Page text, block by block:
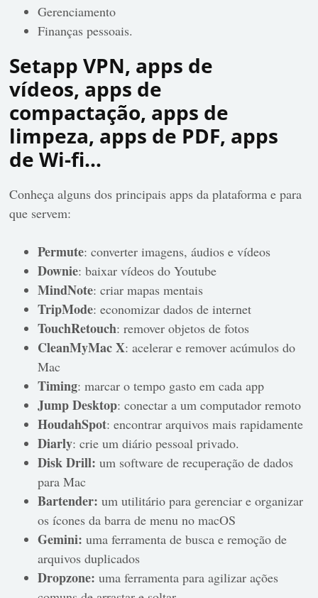
Gerenciamento
Finanças pessoais.
Setapp VPN, apps de
vídeos, apps de
compactação, apps de
limpeza, apps de PDF, apps
de Wi-fi…
Conheça alguns dos principais apps da plataforma e para
que servem:
Permute: converter imagens, áudios e vídeos
Downie: baixar vídeos do Youtube
MindNote: criar mapas mentais
TripMode: economizar dados de internet
TouchRetouch: remover objetos de fotos
CleanMyMac X: acelerar e remover acúmulos do
Mac
Timing: marcar o tempo gasto em cada app
Jump Desktop: conectar a um computador remoto
HoudahSpot: encontrar arquivos mais rapidamente
Diarly: crie um diário pessoal privado.
Disk Drill: um software de recuperação de dados
para Mac
Bartender: um utilitário para gerenciar e organizar
os ícones da barra de menu no macOS
Gemini: uma ferramenta de busca e remoção de
arquivos duplicados
Dropzone: uma ferramenta para agilizar ações